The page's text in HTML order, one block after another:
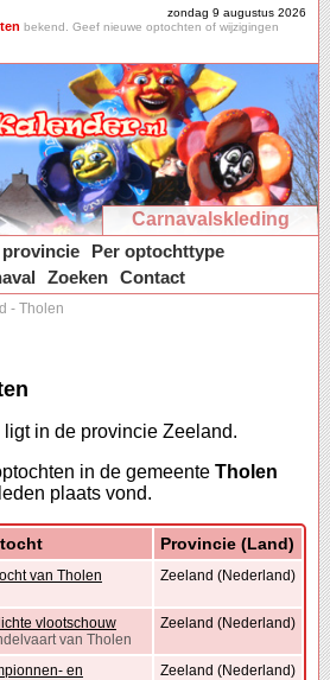
zondag 9 augustus 2026
bekend. Geef nieuwe optochten of wijzigingen
Carnavalskleding
provincie
Per optochttype
Zoeken Contact
- Tholen
in de provincie Zeeland.
in de gemeente Tholen
plaats vond.
Provincie (Land)
van Tholen Zeeland (Nederland)
vlootschouw
van Tholen
Zeeland (Nederland)
en
Zeeland (Nederland)